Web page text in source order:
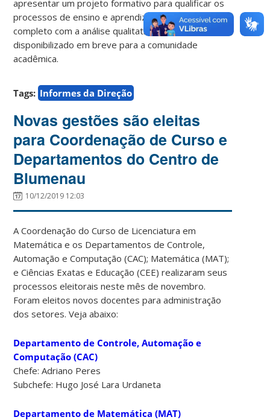
apresentar um projeto formativo para qualificar os
processos de ensino e aprendizagem. O relatório
completo com a análise qualitativa será
disponibilizado em breve para a comunidade
acadêmica.
Tags: Informes da Direção
Novas gestões são eleitas
para Coordenação de Curso e
Departamentos do Centro de
Blumenau
10/12/2019 12:03
A Coordenação do Curso de Licenciatura em
Matemática e os Departamentos de Controle,
Automação e Computação (CAC); Matemática (MAT);
e Ciências Exatas e Educação (CEE) realizaram seus
processos eleitorais neste mês de novembro.
Foram eleitos novos docentes para administração
dos setores. Veja abaixo:
Departamento de Controle, Automação e
Computação (CAC)
Chefe: Adriano Peres
Subchefe: Hugo José Lara Urdaneta
Departamento de Matemática (MAT)